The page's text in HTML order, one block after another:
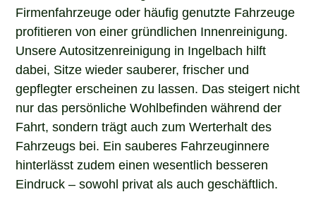
Firmenfahrzeuge oder häufig genutzte Fahrzeuge
profitieren von einer gründlichen Innenreinigung.
Unsere Autositzenreinigung in Ingelbach hilft
dabei, Sitze wieder sauberer, frischer und
gepflegter erscheinen zu lassen. Das steigert nicht
nur das persönliche Wohlbefinden während der
Fahrt, sondern trägt auch zum Werterhalt des
Fahrzeugs bei. Ein sauberes Fahrzeuginnere
hinterlässt zudem einen wesentlich besseren
Eindruck – sowohl privat als auch geschäftlich.